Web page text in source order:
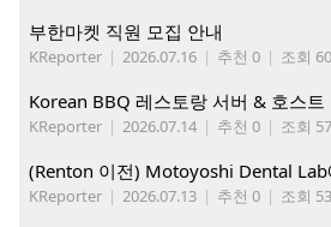
부한마켓 직원 모집 안내
KReporter | 2026.07.16 | 추천 0 | 조회
KReporter | 2026.07.14 | 추천 0 | 조회
KReporter | 2026.07.13 | 추천 0 | 조회